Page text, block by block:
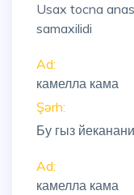
Usax tocna
samaxilidi
Ad:
камелла кама
Şərh:
Бу гыз
Ad:
камелла кама